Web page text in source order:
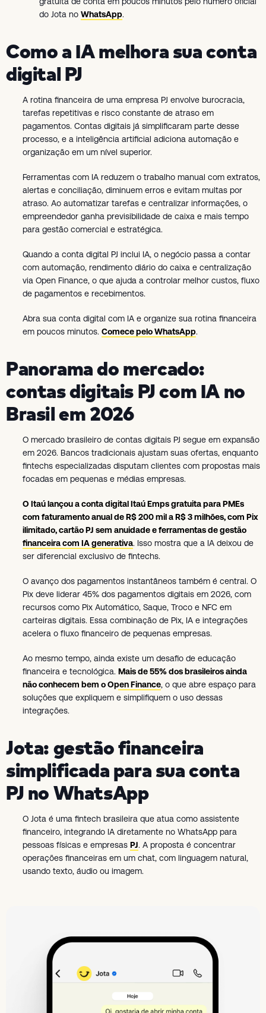
do Jota no WhatsApp.
Como a IA melhora sua conta
digital PJ
A rotina financeira de uma empresa PJ envolve burocracia,
tarefas repetitivas e risco constante de atraso em
pagamentos. Contas digitais já simplificaram parte desse
processo, e a inteligência artificial adiciona automação e
organização em um nível superior.
Ferramentas com IA reduzem o trabalho manual com extratos,
alertas e conciliação, diminuem erros e evitam multas por
atraso. Ao automatizar tarefas e centralizar informações, o
empreendedor ganha previsibilidade de caixa e mais tempo
para gestão comercial e estratégica.
Quando a conta digital PJ inclui IA, o negócio passa a contar
com automação, rendimento diário do caixa e centralização
via Open Finance, o que ajuda a controlar melhor custos, fluxo
de pagamentos e recebimentos.
Abra sua conta digital com IA e organize sua rotina financeira
em poucos minutos. Comece pelo WhatsApp.
Panorama do mercado:
contas digitais PJ com IA no
Brasil em 2026
O mercado brasileiro de contas digitais PJ segue em expansão
em 2026. Bancos tradicionais ajustam suas ofertas, enquanto
fintechs especializadas disputam clientes com propostas mais
focadas em pequenas e médias empresas.
O Itaú lançou a conta digital Itaú Emps gratuita para PMEs
com faturamento anual de R$ 200 mil a R$ 3 milhões, com Pix
ilimitado, cartão PJ sem anuidade e ferramentas de gestão
financeira com IA generativa. Isso mostra que a IA deixou de
ser diferencial exclusivo de fintechs.
O avanço dos pagamentos instantâneos também é central. O
Pix deve liderar 45% dos pagamentos digitais em 2026, com
recursos como Pix Automático, Saque, Troco e NFC em
carteiras digitais. Essa combinação de Pix, IA e integrações
acelera o fluxo financeiro de pequenas empresas.
Ao mesmo tempo, ainda existe um desafio de educação
financeira e tecnológica. Mais de 55% dos brasileiros ainda
não conhecem bem o Open Finance, o que abre espaço para
soluções que expliquem e simplifiquem o uso dessas
integrações.
Jota: gestão financeira
simplificada para sua conta
PJ no WhatsApp
O Jota é uma fintech brasileira que atua como assistente
financeiro, integrando IA diretamente no WhatsApp para
pessoas físicas e empresas PJ. A proposta é concentrar
operações financeiras em um chat, com linguagem natural,
usando texto, áudio ou imagem.